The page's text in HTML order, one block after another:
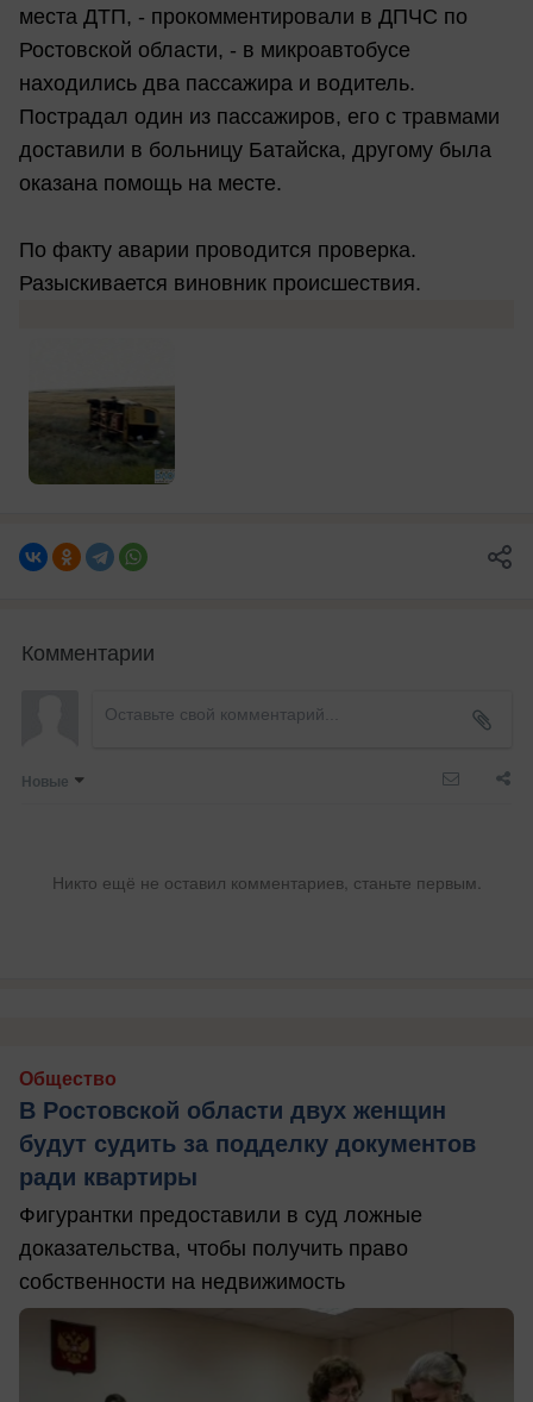
места ДТП, - прокомментировали в ДПЧС по
Ростовской области, - в микроавтобусе
находились два пассажира и водитель.
Пострадал один из пассажиров, его с травмами
доставили в больницу Батайска, другому была
оказана помощь на месте.
По факту аварии проводится проверка.
Разыскивается виновник происшествия.
Комментарии
Новые
Никто ещё не оставил комментариев, станьте первым.
Общество
В Ростовской области двух женщин
будут судить за подделку документов
ради квартиры
Фигурантки предоставили в суд ложные
доказательства, чтобы получить право
собственности на недвижимость